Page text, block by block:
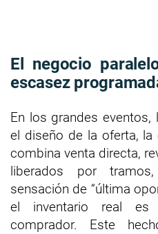
El negocio
escasez
En los grandes
el diseño de la oferta,
combina venta directa,
liberados por
sensación de “última
el inventario real es
comprador. Este